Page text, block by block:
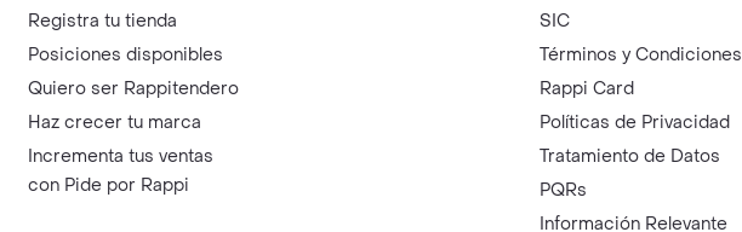
Registra tu tienda
Posiciones disponibles
Quiero ser Rappitendero
Haz crecer tu marca
Incrementa tus ventas
con Pide por Rappi
SIC
Términos y Condiciones
Rappi Card
Políticas de Privacidad
Tratamiento de Datos
PQRs
Información Relevante